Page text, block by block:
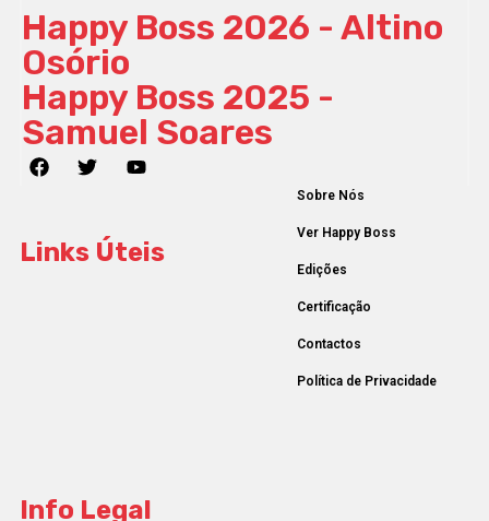
Happy Boss 2026 - Altino
Osório
Happy Boss 2025 -
Samuel Soares
Links Úteis
Sobre Nós
Ver Happy Boss
Edições
Certificação
Contactos
Política de Privacidade
Info Legal